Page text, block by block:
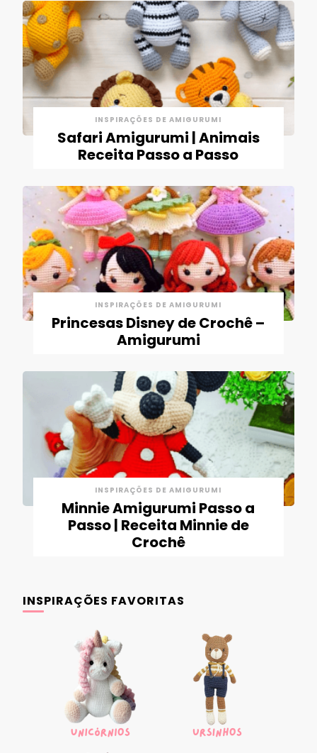
INSPIRAÇÕES DE AMIGURUMI
Safari Amigurumi | Animais
Receita Passo a Passo
INSPIRAÇÕES DE AMIGURUMI
Princesas Disney de Crochê –
Amigurumi
INSPIRAÇÕES DE AMIGURUMI
Minnie Amigurumi Passo a
Passo | Receita Minnie de
Crochê
INSPIRAÇÕES FAVORITAS